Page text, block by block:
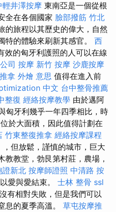
輕井澤按摩 東南亞是一個從根
全在各個國家 臉部撥筋 竹北
的旅程以其歷史的偉大，自然
特的體驗來刷新其感官。 西
效的匈牙利護照的人可以在線
司 按摩 新竹 按摩 沙鹿按摩
拿 外燴 意思 值得在進入前
中文 台中整骨推薦
整復 經絡按摩教學 由於邁阿
匈牙利幾乎一年四季相比，時
於大面積，因此值得計劃在
竹東整復推拿 經絡按摩課程
但放鬆，謹慎的城市，巨大
教堂，勃艮第村莊，農場，
證新北 按摩師證照 中清路 按
愛與愛結束。 士林 整骨 ssl
有相對失敗，但是我們可以
息的夏季高溫。 草屯按摩推